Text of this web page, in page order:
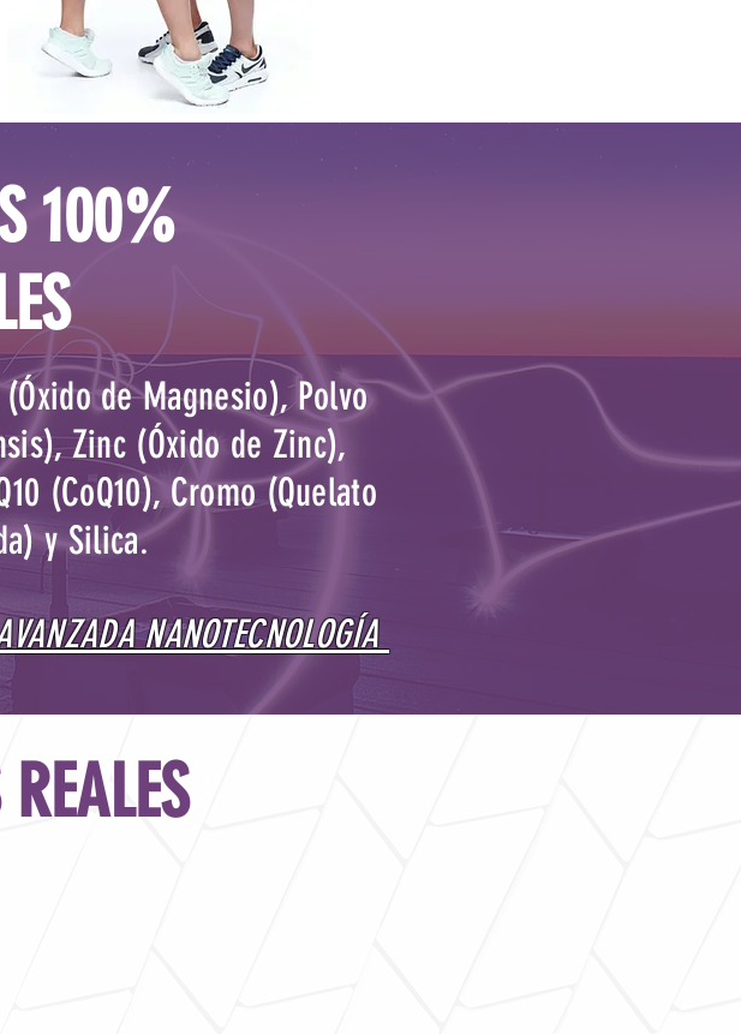
100%
de Magnesio), Polvo
Zinc (Óxido de Zinc),
(CoQ10), Cromo (Quelato
y Silica.
NANOTECNOLOGÍA